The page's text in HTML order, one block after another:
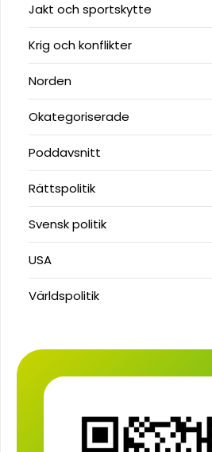
Jakt och sportskytte
Krig och konflikter
Norden
Okategoriserade
Poddavsnitt
Rättspolitik
Svensk politik
USA
Världspolitik